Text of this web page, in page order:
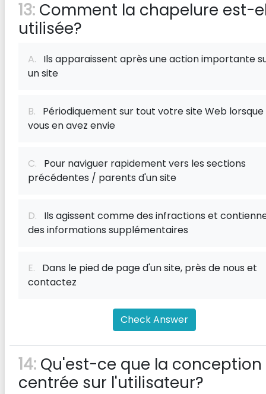
13: Comment la chapelure est-
utilisée?
A. Ils apparaissent après une action importante
un site
B. Périodiquement sur tout votre site Web lorsque
vous en avez envie
C. Pour naviguer rapidement vers les sections
précédentes / parents d'un site
D. Ils agissent comme des infractions et
des informations supplémentaires
E. Dans le pied de page d'un site, près de nous et
contactez
Check Answer
14: Qu'est-ce que la conception
centrée sur l'utilisateur?